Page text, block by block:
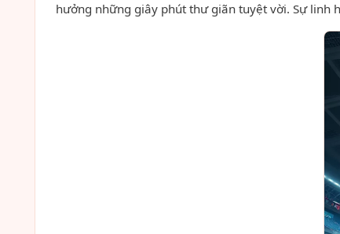
hưởng những giây phút thư giãn tuyệt vời. Sự linh